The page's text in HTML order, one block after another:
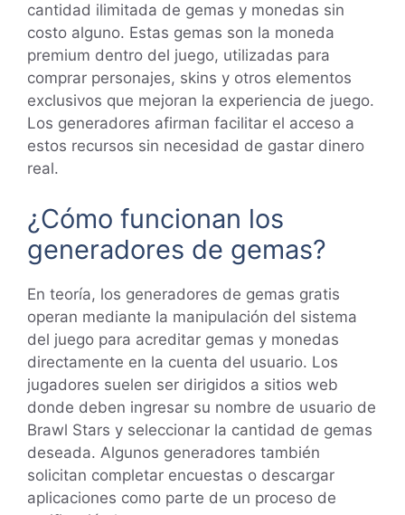
cantidad ilimitada de gemas y monedas sin
costo alguno. Estas gemas son la moneda
premium dentro del juego, utilizadas para
comprar personajes, skins y otros elementos
exclusivos que mejoran la experiencia de juego.
Los generadores afirman facilitar el acceso a
estos recursos sin necesidad de gastar dinero
real.
¿Cómo funcionan los
generadores de gemas?
En teoría, los generadores de gemas gratis
operan mediante la manipulación del sistema
del juego para acreditar gemas y monedas
directamente en la cuenta del usuario. Los
jugadores suelen ser dirigidos a sitios web
donde deben ingresar su nombre de usuario de
Brawl Stars y seleccionar la cantidad de gemas
deseada. Algunos generadores también
solicitan completar encuestas o descargar
aplicaciones como parte de un proceso de